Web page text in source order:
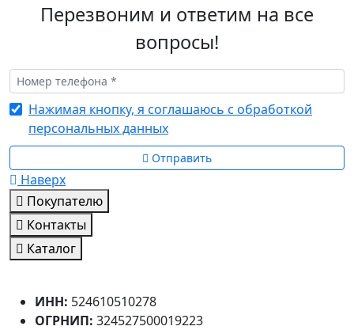
Перезвоним и ответим на все
вопросы!
Нажимая кнопку, я соглашаюсь с обработкой
персональных данных
Отправить
Наверх
Покупателю
Контакты
Каталог
ИНН: 524610510278
ОГРНИП: 324527500019223